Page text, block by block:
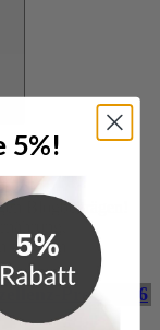
Blogbeiträgen!
auf dich.
Preis 2026
5%!